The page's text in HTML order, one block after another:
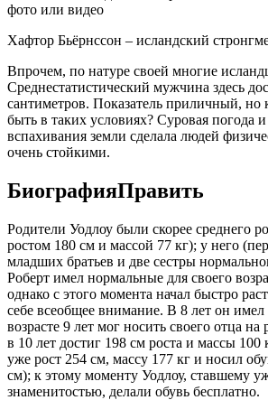
Хафтор Бьёрнссон – исландский
Впрочем, по натуре своей многие
Среднестатистический мужчина здесь
сантиметров. Показатель приличный, но
быть в таких условиях? Суровая погода
вспахивания земли сделала людей
очень стойкими.
БиографияПравить
Родители Уодлоу были скорее среднего
ростом 180 см и массой 77 кг); у него
младших братьев и две сестры
Роберт имел нормальные для своего
однако с этого момента начал быстро
себе всеобщее внимание. В 8 лет он имел
возрасте 9 лет мог носить своего отца на
в 10 лет достиг 198 см роста и массы 100
уже рост 254 см, массу 177 кг и носил
см); к этому моменту Уодлоу, ставшему
знаменитостью, делали обувь бесплатно.